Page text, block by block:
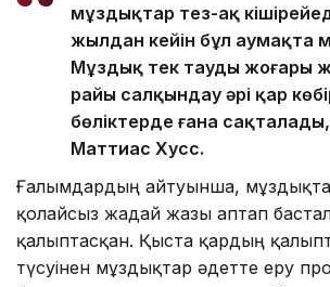
мұздықтар тез-ақ
жылдан кейін бұл аумақта
Мұздық тек таудың жоғары
райы салқындау әрі қар
бөліктерде ғана
Маттиас Хусс.
Ғалымдардың айтуынша,
қолайсыз жағдай жазғы аптап
қалыптасқан. Қыста қардың
түсуінен мұздықтар әдетте еру